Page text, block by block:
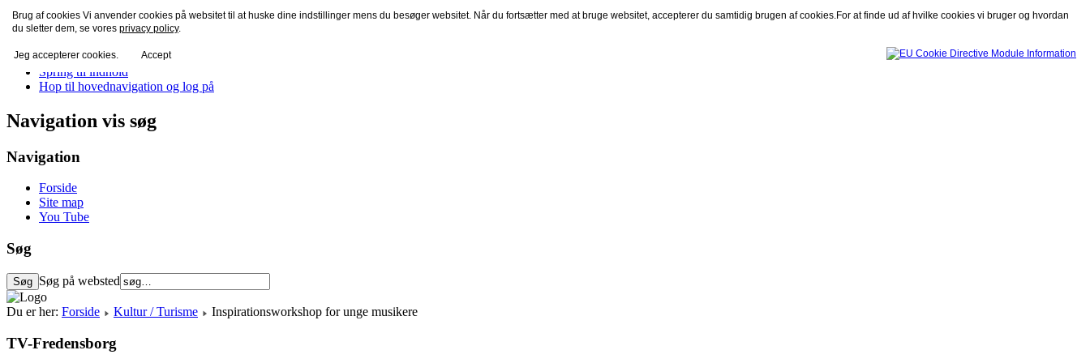
TV-Fredensborg
Spring til indhold
Hop til hovednavigation og log på
Navigation vis søg
Navigation
Forside
Site map
You Tube
Søg
Søg på websted
Du er her: Forside Kultur / Turisme Inspirationsworkshop for unge musikere
TV-Fredensborg
Brug af cookies Vi anvender cookies på websitet til at huske dine indstillinger mens du besøger websitet. Når du fortsætter med at bruge websitet, accepterer du samtidig brugen af cookies.For at finde ud af hvilke cookies vi bruger og hvordan
du sletter dem, se vores privacy policy.
Jeg accepterer cookies. Accept